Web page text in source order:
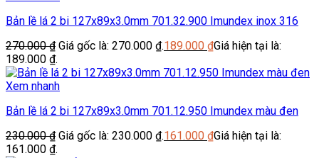
Bản lề lá 2 bi 127x89x3.0mm 701.32.900 Imundex inox 316
270.000₫ Giá gốc là: 270.000 ₫.189.000 ₫Giá hiện tại là:
189.000 ₫.
Xem nhanh
Bản lề lá 2 bi 127x89x3.0mm 701.12.950 Imundex màu đen
230.000₫ Giá gốc là: 230.000 ₫.161.000 ₫Giá hiện tại là:
161.000 ₫.